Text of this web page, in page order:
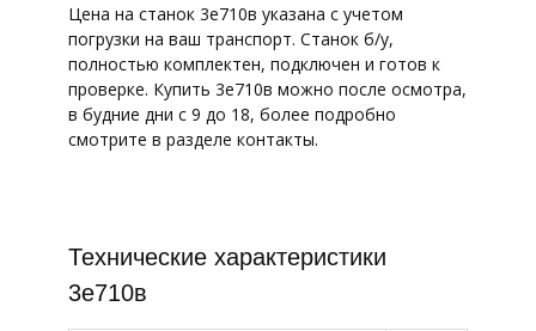
Цена на станок 3е710в указана с учетом
погрузки на ваш транспорт. Станок б/у,
полностью комплектен, подключен и готов к
проверке. Купить 3е710в можно после осмотра,
в будние дни с 9 до 18, более подробно
смотрите в разделе контакты.
Технические характеристики
3е710в